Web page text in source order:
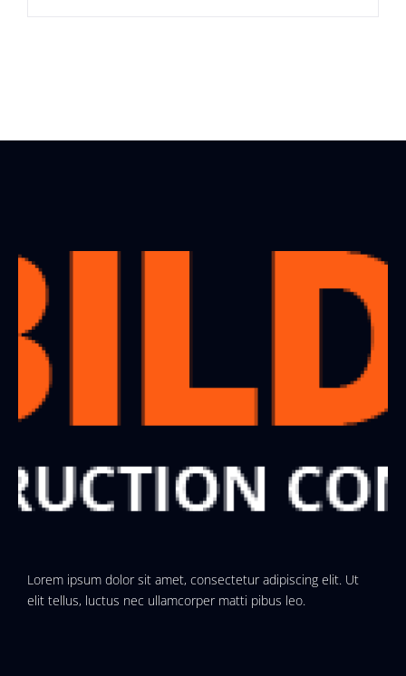
Lorem ipsum dolor sit amet, consectetur adipiscing elit. Ut
elit tellus, luctus nec ullamcorper matti pibus leo.